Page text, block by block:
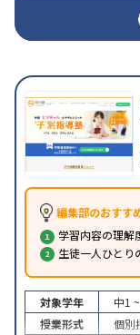
編集部のおすす
学習内容の理解
生徒一人ひとり
対象学年 中1
授業形式
個別